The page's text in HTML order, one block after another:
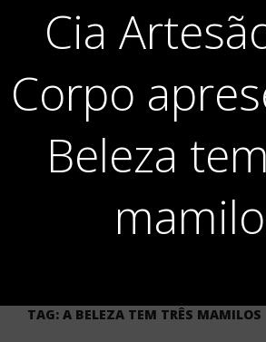
Cia
Corpo
Beleza
TAG: A BELEZA TEM TRÊS MAMILOS